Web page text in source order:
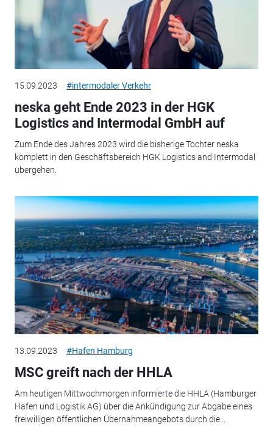
15.09.2023 #intermodaler Verkehr
neska geht Ende 2023 in der HGK
Logistics and Intermodal GmbH auf
Zum Ende des Jahres 2023 wird die bisherige Tochter neska
komplett in den Geschäftsbereich HGK Logistics and Intermodal
übergehen.
13.09.2023 #Hafen Hamburg
MSC greift nach der HHLA
Am heutigen Mittwochmorgen informierte die HHLA (Hamburger
Hafen und Logistik AG) über die Ankündigung zur Abgabe eines
freiwilligen öffentlichen Übernahmeangebots durch die...